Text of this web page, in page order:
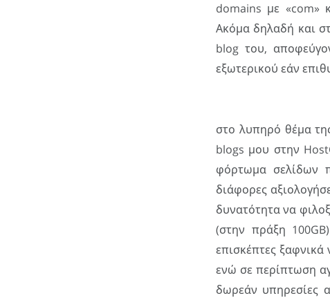
domains με «com»
Ακόμα δηλαδή και
blog του,
εξωτερικού εάν
στο λυπηρό θέμα
blogs μου στην
φόρτωμα σελίδων
διάφορες
δυνατότητα να
(στην πράξη
επισκέπτες
ενώ σε περίπτωση
δωρεάν υπηρεσίες